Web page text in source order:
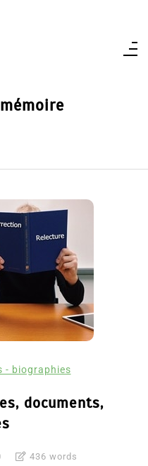
- biographies
documents,
436 words